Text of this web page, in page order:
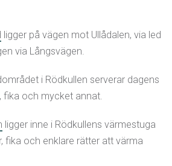
ligger på vägen mot Ullådalen, via led
via Långsvägen.
i Rödkullen serverar dagens
fika och mycket annat.
ligger inne i Rödkullens värmestuga
fika och enklare rätter att värma